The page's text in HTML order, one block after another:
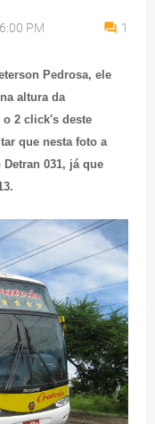
PM 1
Pedrosa, ele
altura da
o 2 click's deste
que nesta foto a
031, já que